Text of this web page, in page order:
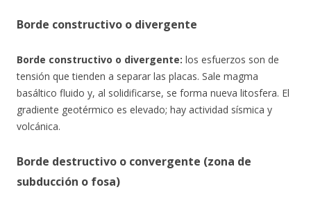
Borde constructivo o divergente
Borde constructivo o divergente: los esfuerzos son de
tensión que tienden a separar las placas. Sale magma
basáltico fluido y, al solidificarse, se forma nueva litosfera. El
gradiente geotérmico es elevado; hay actividad sísmica y
volcánica.
Borde destructivo o convergente (zona de
subducción o fosa)